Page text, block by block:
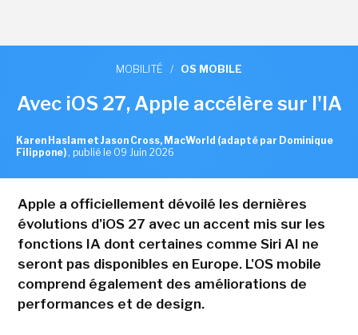
MOBILITÉ / OS MOBILE
Avec iOS 27, Apple accélère sur l'IA
Karen Haslam et Jason Cross, MacWorld (adapté par Dominique
Filippone) , publié le 09 Juin 2026
Apple a officiellement dévoilé les dernières
évolutions d'iOS 27 avec un accent mis sur les
fonctions IA dont certaines comme Siri AI ne
seront pas disponibles en Europe. L'OS mobile
comprend également des améliorations de
performances et de design.